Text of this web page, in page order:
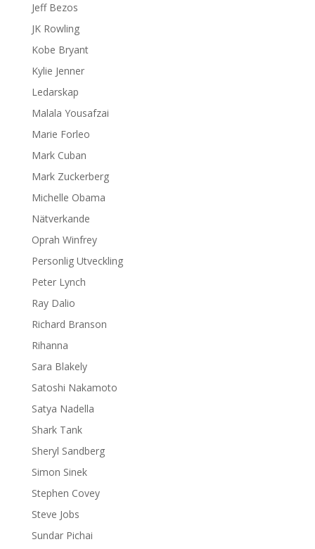
Jeff Bezos
JK Rowling
Kobe Bryant
Kylie Jenner
Ledarskap
Malala Yousafzai
Marie Forleo
Mark Cuban
Mark Zuckerberg
Michelle Obama
Nätverkande
Oprah Winfrey
Personlig Utveckling
Peter Lynch
Ray Dalio
Richard Branson
Rihanna
Sara Blakely
Satoshi Nakamoto
Satya Nadella
Shark Tank
Sheryl Sandberg
Simon Sinek
Stephen Covey
Steve Jobs
Sundar Pichai